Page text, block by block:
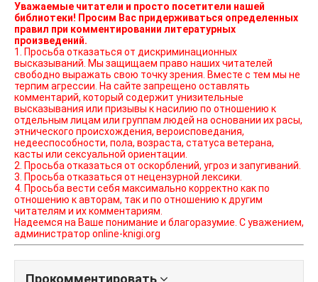
Уважаемые читатели и просто посетители нашей
библиотеки! Просим Вас придерживаться определенных
правил при комментировании литературных
произведений.
1. Просьба отказаться от дискриминационных
высказываний. Мы защищаем право наших читателей
свободно выражать свою точку зрения. Вместе с тем мы не
терпим агрессии. На сайте запрещено оставлять
комментарий, который содержит унизительные
высказывания или призывы к насилию по отношению к
отдельным лицам или группам людей на основании их расы,
этнического происхождения, вероисповедания,
недееспособности, пола, возраста, статуса ветерана,
касты или сексуальной ориентации.
2. Просьба отказаться от оскорблений, угроз и запугиваний.
3. Просьба отказаться от нецензурной лексики.
4. Просьба вести себя максимально корректно как по
отношению к авторам, так и по отношению к другим
читателям и их комментариям.
Надеемся на Ваше понимание и благоразумие. С уважением,
администратор online-knigi.org
Прокомментировать